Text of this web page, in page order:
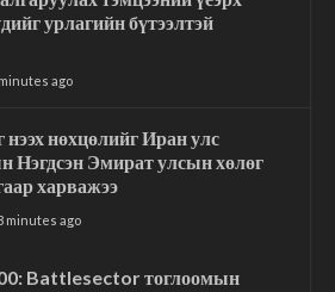
урлагийн бүтээлтэй
ago
нөхцөлийг Иран улс
Нэгдсэн Эмират улсын хөлөг
харважээ
minutes ago
Battlesector тоглоомын